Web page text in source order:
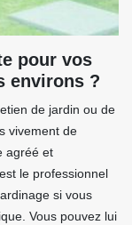
pour vos
environs ?
de jardin ou de
vivement de
agréé et
le professionnel
si vous
Vous pouvez lui